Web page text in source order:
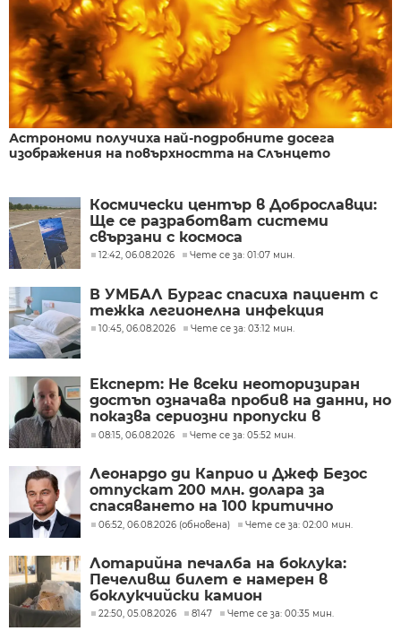
Астрономи получиха най-подробните досега
изображения на повърхността на Слънцето
Космически център в Доброславци:
Ще се разработват системи
свързани с космоса
12:42, 06.08.2026 Чете се за: 01:07 мин.
В УМБАЛ Бургас спасиха пациент с
тежка легионелна инфекция
10:45, 06.08.2026 Чете се за: 03:12 мин.
Експерт: Не всеки неоторизиран
достъп означава пробив на данни, но
показва сериозни пропуски в
киберсигурността
08:15, 06.08.2026 Чете се за: 05:52 мин.
Леонардо ди Каприо и Джеф Безос
отпускат 200 млн. долара за
спасяването на 100 критично
застрашени вида
06:52, 06.08.2026 (обновена) Чете се за: 02:00 мин.
Лотарийна печалба на боклука:
Печеливш билет е намерен в
боклукчийски камион
22:50, 05.08.2026 8147 Чете се за: 00:35 мин.